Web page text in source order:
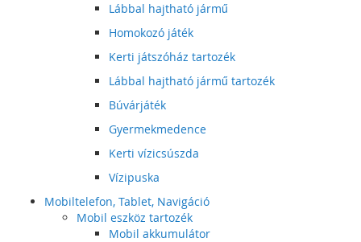
Lábbal hajtható jármű
Homokozó játék
Kerti játszóház tartozék
Lábbal hajtható jármű tartozék
Búvárjáték
Gyermekmedence
Kerti vízicsúszda
Vízipuska
Mobiltelefon, Tablet, Navigáció
Mobil eszköz tartozék
Mobil akkumulátor